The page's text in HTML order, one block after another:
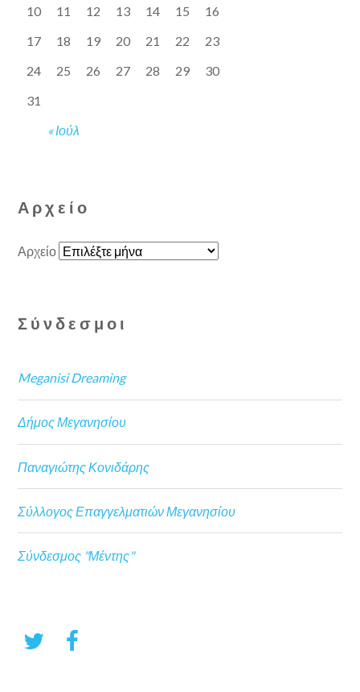
« Ιούλ
10
11 12 13 14 15
16
17
18 19 20 21 22
23
24
25 26 27 28 29
30
31
Αρχείο
Αρχείο
Σύνδεσμοι
Meganisi Dreaming
Δήμος Μεγανησίου
Παναγιώτης Κονιδάρης
Σύλλογος Επαγγελματιών Μεγανησίου
Σύνδεσμος "Μέντης"